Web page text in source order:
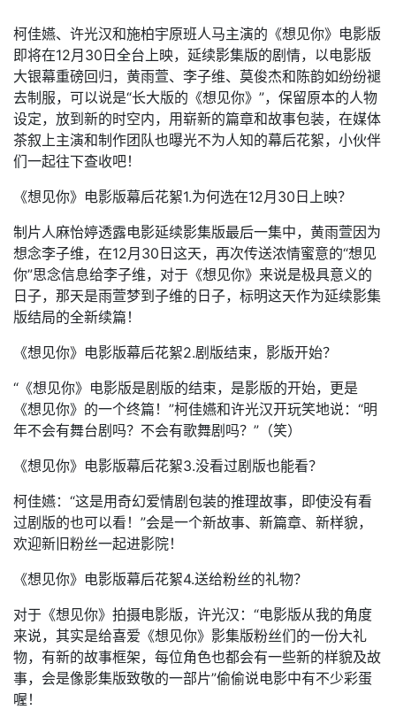
柯佳嬿、许光汉和施柏宇原班人马主演的《想见你》电影版
即将在12月30日全台上映，延续影集版的剧情，以电影版
大银幕重磅回归，黄雨萱、李子维、莫俊杰和陈韵如纷纷褪
去制服，可以说是“长大版的《想见你》”，保留原本的人物
设定，放到新的时空内，用崭新的篇章和故事包装，在媒体
茶叙上主演和制作团队也曝光不为人知的幕后花絮，小伙伴
们一起往下查收吧！
《想见你》电影版幕后花絮1.为何选在12月30日上映？
制片人麻怡婷透露电影延续影集版最后一集中，黄雨萱因为
想念李子维，在12月30日这天，再次传送浓情蜜意的“想见
你”思念信息给李子维，对于《想见你》来说是极具意义的
日子，那天是雨萱梦到子维的日子，标明这天作为延续影集
版结局的全新续篇！
《想见你》电影版幕后花絮2.剧版结束，影版开始？
“《想见你》电影版是剧版的结束，是影版的开始，更是
《想见你》的一个终篇！”柯佳嬿和许光汉开玩笑地说：“明
年不会有舞台剧吗？不会有歌舞剧吗？”（笑）
《想见你》电影版幕后花絮3.没看过剧版也能看？
柯佳嬿：“这是用奇幻爱情剧包装的推理故事，即使没有看
过剧版的也可以看！”会是一个新故事、新篇章、新样貌，
欢迎新旧粉丝一起进影院！
《想见你》电影版幕后花絮4.送给粉丝的礼物？
对于《想见你》拍摄电影版，许光汉：“电影版从我的角度
来说，其实是给喜爱《想见你》影集版粉丝们的一份大礼
物，有新的故事框架，每位角色也都会有一些新的样貌及故
事，会是像影集版致敬的一部片”偷偷说电影中有不少彩蛋
喔！